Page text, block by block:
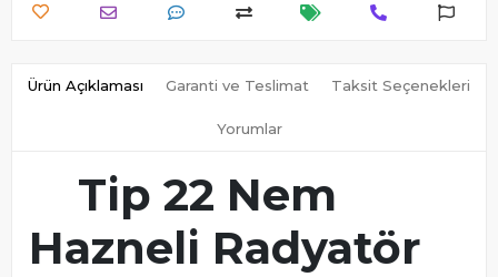
Ürün Açıklaması Garanti ve Teslimat Taksit Seçenekleri
Yorumlar
Tip 22 Nem
Hazneli Radyatör